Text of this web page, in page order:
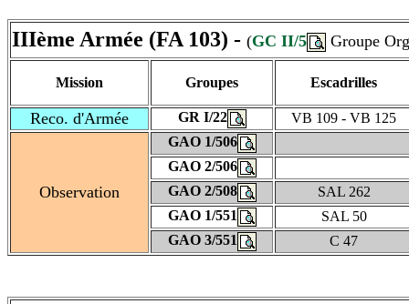
IIIème Armée (FA 103) - (GC II/5 Groupe
Mission Groupes Escadrilles
Reco. d'Armée GR I/22 VB 109 - VB 125
Observation
GAO 1/506
GAO 2/506
GAO 2/508
SAL 262
GAO 1/551
SAL 50
GAO 3/551
C 47